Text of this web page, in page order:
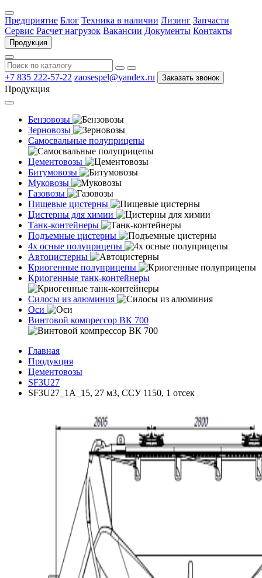
Предприятие Блог Техника в наличии Лизинг Запчасти
Сервис Расчет нагрузок Вакансии Документы Контакты
Продукция
+7 835 222-57-22 zaosespel@yandex.ru Заказать звонок
Продукция
Бензовозы
Зерновозы
Самосвальные полуприцепы
Цементовозы
Битумовозы
Муковозы
Газовозы
Пищевые цистерны
Цистерны для химии
Танк-контейнеры
Подъемные цистерны
4х осные полуприцепы
Автоцистерны
Криогенные полуприцепы
Криогенные танк-контейнеры
Силосы из алюминия
Оси
Винтовой компрессор ВК 700
Главная
Продукция
Цементовозы
SF3U27
SF3U27_1A_15, 27 м3, ССУ 1150, 1 отсек